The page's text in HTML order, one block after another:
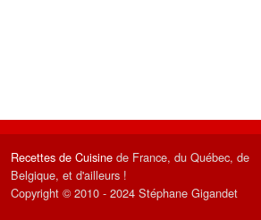
Recettes de Cuisine de France, du Québec, de
Belgique, et d'ailleurs !
Copyright © 2010 - 2024 Stéphane Gigandet